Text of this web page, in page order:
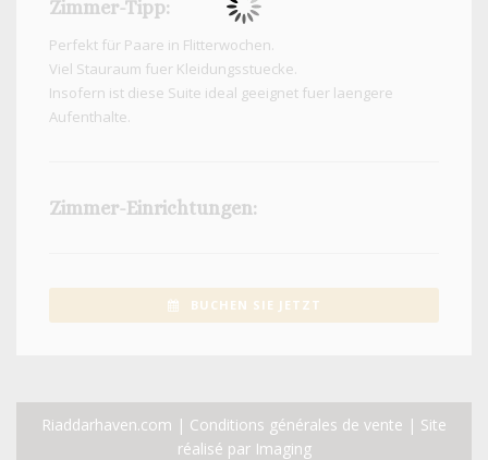
Zimmer-Tipp:
Perfekt für Paare in Flitterwochen.
Viel Stauraum fuer Kleidungsstuecke.
Insofern ist diese Suite ideal geeignet fuer laengere
Aufenthalte.
Zimmer-Einrichtungen:
BUCHEN SIE JETZT
Riaddarhaven.com | Conditions générales de vente | Site
réalisé par Imaging